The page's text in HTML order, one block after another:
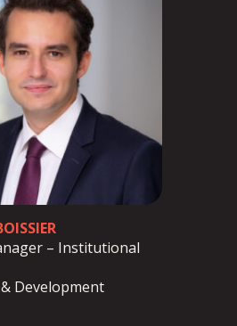
– Institutional
Development